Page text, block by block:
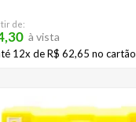
de:
à vista
12x deR$ 62,65 no cartão